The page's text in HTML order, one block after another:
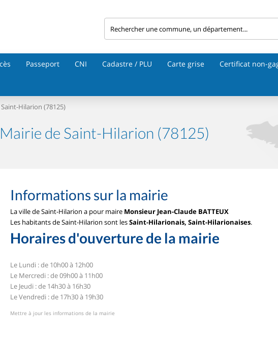
Passeport CNI Cadastre / PLU Carte grise Certificat non-
Saint-Hilarion (78125)
Mairie de Saint-Hilarion (78125)
Informations sur la mairie
La ville de Saint-Hilarion a pour maire Monsieur Jean-Claude BATTEUX
Les habitants de Saint-Hilarion sont lesSaint-Hilarionais, Saint-Hilarionaises.
Horaires d'ouverture de la mairie
Le Lundi : de 10h00 à 12h00
Le Mercredi : de 09h00 à 11h00
Le Jeudi : de 14h30 à 16h30
Le Vendredi : de 17h30 à 19h30
Mettre à jour les informations de la mairie